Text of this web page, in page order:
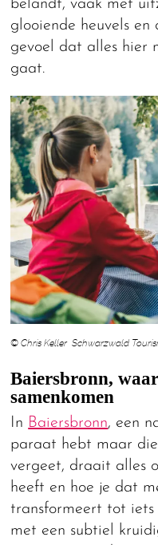
belandt, vaak met
glooiende heuvels
gevoel dat alles hier
gaat.
© Chris Keller Schwarzwald
Baiersbronn,
samenkomen
In Baiersbronn, een
paraat hebt maar
vergeet, draait alles
heeft en hoe je dat
transformeert tot iets
met een subtiel